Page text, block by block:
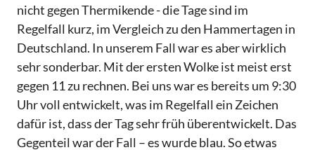
nicht gegen Thermikende - die Tage sind im
Regelfall kurz, im Vergleich zu den Hammertagen in
Deutschland. In unserem Fall war es aber wirklich
sehr sonderbar. Mit der ersten Wolke ist meist erst
gegen 11 zu rechnen. Bei uns war es bereits um 9:30
Uhr voll entwickelt, was im Regelfall ein Zeichen
dafür ist, dass der Tag sehr früh überentwickelt. Das
Gegenteil war der Fall – es wurde blau. So etwas